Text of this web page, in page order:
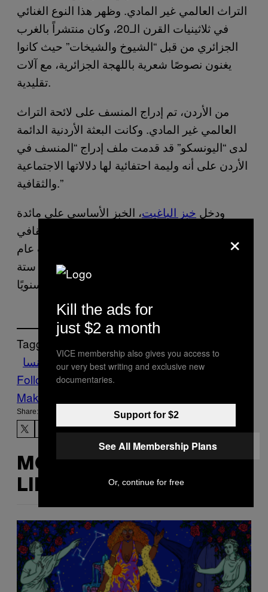
التراث العالمي غير المادي. وظهر هذا النوع الغنائي
في ثلاثينيات القرن الـ20، وكان منتشراً بالغرب
الجزائري من قبل “الشيوخ والشيخات” حيث كانوا
يغنون نصوصًا شعرية باللهجة الجزائرية، مع آلات
تقليدية.
من الأردن، تم إدراج المنسف على لائحة التراث
العالمي غير المادي. وكانت البعثة الأردنية الدائمة
لدى “اليونسكو” قد قدمت ملف إدراج “المنسف في
الأردن على أنه وليمة احتفائية لها دلالاتها الاجتماعية
والثقافية.”
ودخل خبز الباغيت، الخبز الأساسي على مائدة
الفرنسيين، قائمة الأمم المتحدة للتراث الثقافي
العالمي. وما زالت فرنسا تنتج وفق تقديرات عام
منه يومياً أي نحو ستة
Tagged:
الاردنالامارات السعودية
فرنسا
Follow Us On Discover
Make Us Preferred In Top Stories
Share:
MORE
LIKE THIS
×
Kill the ads for
just $2 a month
VICE membership also gives you access to
our very best writing and exclusive new
documentaries.
Support for $2
See All Membership Plans
Or, continue for free